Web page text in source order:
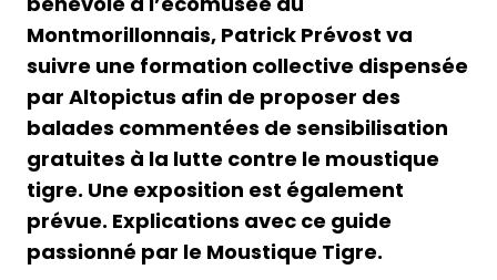
Montmorillonnais, Patrick Prévost va
suivre une formation collective dispensée
par Altopictus afin de proposer des
balades commentées de sensibilisation
gratuites à la lutte contre le moustique
tigre. Une exposition est également
prévue. Explications avec ce guide
passionné par le Moustique Tigre.